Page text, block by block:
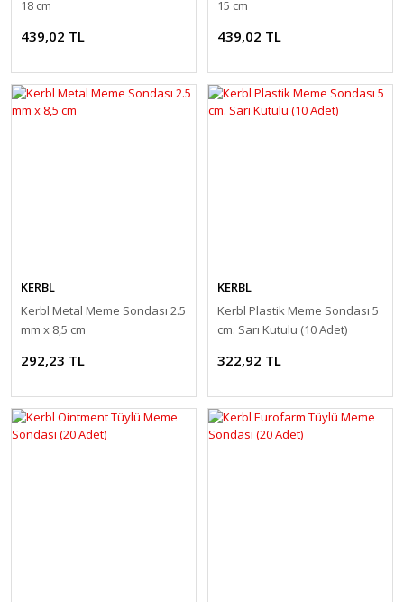
18 cm
439,02 TL
15 cm
439,02 TL
KERBL
Kerbl Metal Meme Sondası 2.5
mm x 8,5 cm
292,23 TL
KERBL
Kerbl Plastik Meme Sondası 5
cm. Sarı Kutulu (10 Adet)
322,92 TL